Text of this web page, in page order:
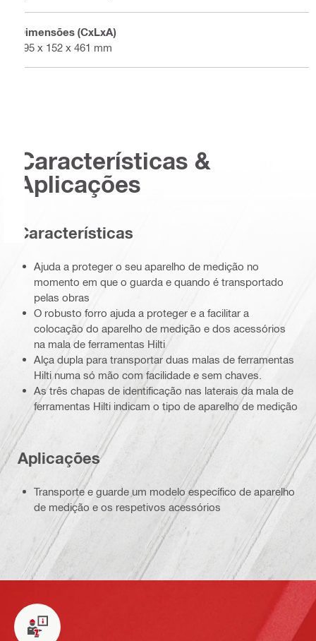
Dimensões (CxLxA)
595 x 152 x 461 mm
Características &
Aplicações
Características
Ajuda a proteger o seu aparelho de medição no
momento em que o guarda e quando é transportado
pelas obras
O robusto forro ajuda a proteger e a facilitar a
colocação do aparelho de medição e dos acessórios
na mala de ferramentas Hilti
Alça dupla para transportar duas malas de ferramentas
Hilti numa só mão com facilidade e sem chaves.
As três chapas de identificação nas laterais da mala de
ferramentas Hilti indicam o tipo de aparelho de medição
Aplicações
Transporte e guarde um modelo específico de aparelho
de medição e os respetivos acessórios